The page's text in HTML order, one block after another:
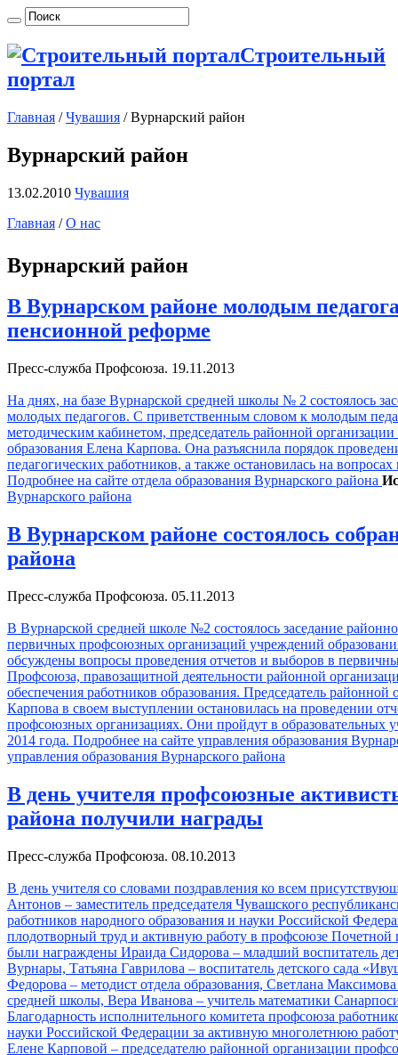
Строительный
портал
Главная / Чувашия / Вурнарский район
Вурнарский район
13.02.2010 Чувашия
Главная /О нас
Вурнарский район
В Вурнарском районе молодым
пенсионной реформе
Пресс-служба Профсоюза. 19.11.2013
На днях, на базе Вурнарской средней школы № 2 состоялось
молодых педагогов. С приветственным словом к молодым
методическим кабинетом, председатель районной
образования Елена Карпова. Она разъяснила порядок
педагогических работников, а также остановилась на
Подробнее на сайте отдела образования Вурнарского района
Вурнарского района
В Вурнарском районе состоялось
района
Пресс-служба Профсоюза. 05.11.2013
В Вурнарской средней школе №2 состоялось заседание
первичных профсоюзных организаций учреждений
обсуждены вопросы проведения отчетов и выборов в
Профсоюза, правозащитной деятельности районной
обеспечения работников образования. Председатель
Карпова в своем выступлении остановилась на проведении
профсоюзных организациях. Они пройдут в образовательных
2014 года. Подробнее на сайте управления образования
управления образования Вурнарского района
В день учителя профсоюзные
района получили награды
Пресс-служба Профсоюза. 08.10.2013
В день учителя со словами поздравления ко всем
Антонов – заместитель председателя Чувашского
работников народного образования и науки Российской
плодотворный труд и активную работу в профсоюзе Почетной
были награждены Ираида Сидорова – младший воспитатель
Вурнары, Татьяна Гаврилова – воспитатель детского сада
Федорова – методист отдела образования, Светлана
средней школы, Вера Иванова – учитель математики
Благодарность исполнительного комитета профсоюза
науки Российской Федерации за активную многолетнюю
Елене Карповой – председателю районной организации